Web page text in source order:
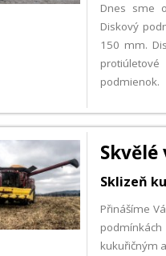
Dnes sme
Diskový
150 mm.
podmienok.
Sklizeň
Přinášíme
podmínkách
kukuřičným